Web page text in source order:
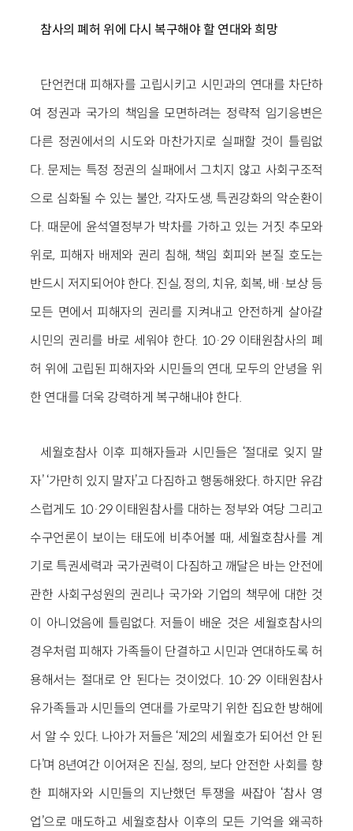
참사의 폐허 위에 다시 복구해야 할 연대와 희망
단언컨대 피해자를 고립시키고 시민과의 연대를 차단하
여 정권과 국가의 책임을 모면하려는 정략적 임기응변은
다른 정권에서의 시도와 마찬가지로 실패할 것이 틀림없
다. 문제는 특정 정권의 실패에서 그치지 않고 사회구조적
으로 심화될 수 있는 불안, 각자도생, 특권강화의 악순환이
다. 때문에 윤석열정부가 박차를 가하고 있는 거짓 추모와
위로, 피해자 배제와 권리 침해, 책임 회피와 본질 호도는
반드시 저지되어야 한다. 진실, 정의, 치유, 회복, 배·보상 등
모든 면에서 피해자의 권리를 지켜내고 안전하게 살아갈
시민의 권리를 바로 세워야 한다. 10·29 이태원참사의 폐
허 위에 고립된 피해자와 시민들의 연대, 모두의 안녕을 위
한 연대를 더욱 강력하게 복구해내야 한다.
세월호참사 이후 피해자들과 시민들은 ‘절대로 잊지 말
자’ ‘가만히 있지 말자’고 다짐하고 행동해왔다. 하지만 유감
스럽게도 10·29 이태원참사를 대하는 정부와 여당 그리고
수구언론이 보이는 태도에 비추어볼 때, 세월호참사를 계
기로 특권세력과 국가권력이 다짐하고 깨달은 바는 안전에
관한 사회구성원의 권리나 국가와 기업의 책무에 대한 것
이 아니었음에 틀림없다. 저들이 배운 것은 세월호참사의
경우처럼 피해자 가족들이 단결하고 시민과 연대하도록 허
용해서는 절대로 안 된다는 것이었다. 10·29 이태원참사
유가족들과 시민들의 연대를 가로막기 위한 집요한 방해에
서 알 수 있다. 나아가 저들은 ‘제2의 세월호가 되어선 안 된
다’며 8년여간 이어져온 진실, 정의, 보다 안전한 사회를 향
한 피해자와 시민들의 지난했던 투쟁을 싸잡아 ‘참사 영
업’으로 매도하고 세월호참사 이후의 모든 기억을 왜곡하